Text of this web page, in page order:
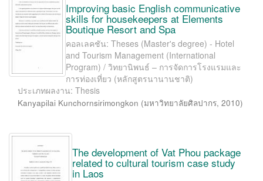
Improving basic English communicative
skills for housekeepers at Elements
Boutique Resort and Spa
คอลเลคชัน: Theses (Master's degree) - Hotel
and Tourism Management (International
Program) / วิทยานิพนธ์ – การจัดการโรงแรมและ
การท่องเที่ยว (หลักสูตรนานานชาติ)
ประเภทผลงาน: Thesis
Kanyapilai Kunchornsirimongkon (มหาวิทยาลัยศิลปากร, 2010)
The development of Vat Phou package
related to cultural tourism case study
in Laos